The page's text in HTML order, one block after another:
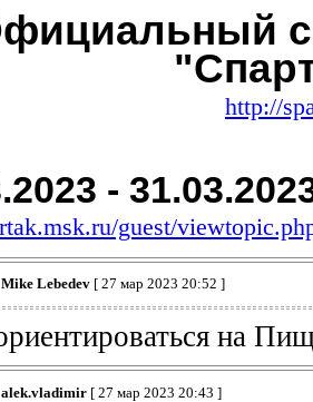
http://
-
guest/
Mike Lebedev[ 27 мар 2023 20:52 ]
на
alek.vladimir[ 27 мар 2023 20:43 ]